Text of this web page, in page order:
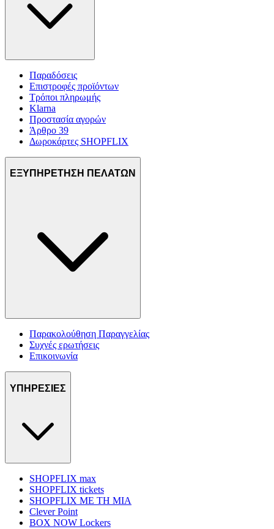
Παραδόσεις
Επιστροφές προϊόντων
Τρόποι πληρωμής
Klarna
Προστασία αγορών
Άρθρο 39
Δωροκάρτες SHOPFLIX
ΕΞΥΠΗΡΕΤΗΣΗ ΠΕΛΑΤΩΝ
Παρακολούθηση Παραγγελίας
Συχνές ερωτήσεις
Επικοινωνία
ΥΠΗΡΕΣΙΕΣ
SHOPFLIX max
SHOPFLIX tickets
SHOPFLIX ΜΕ ΤΗ ΜΙΑ
Clever Point
BOX NOW Lockers